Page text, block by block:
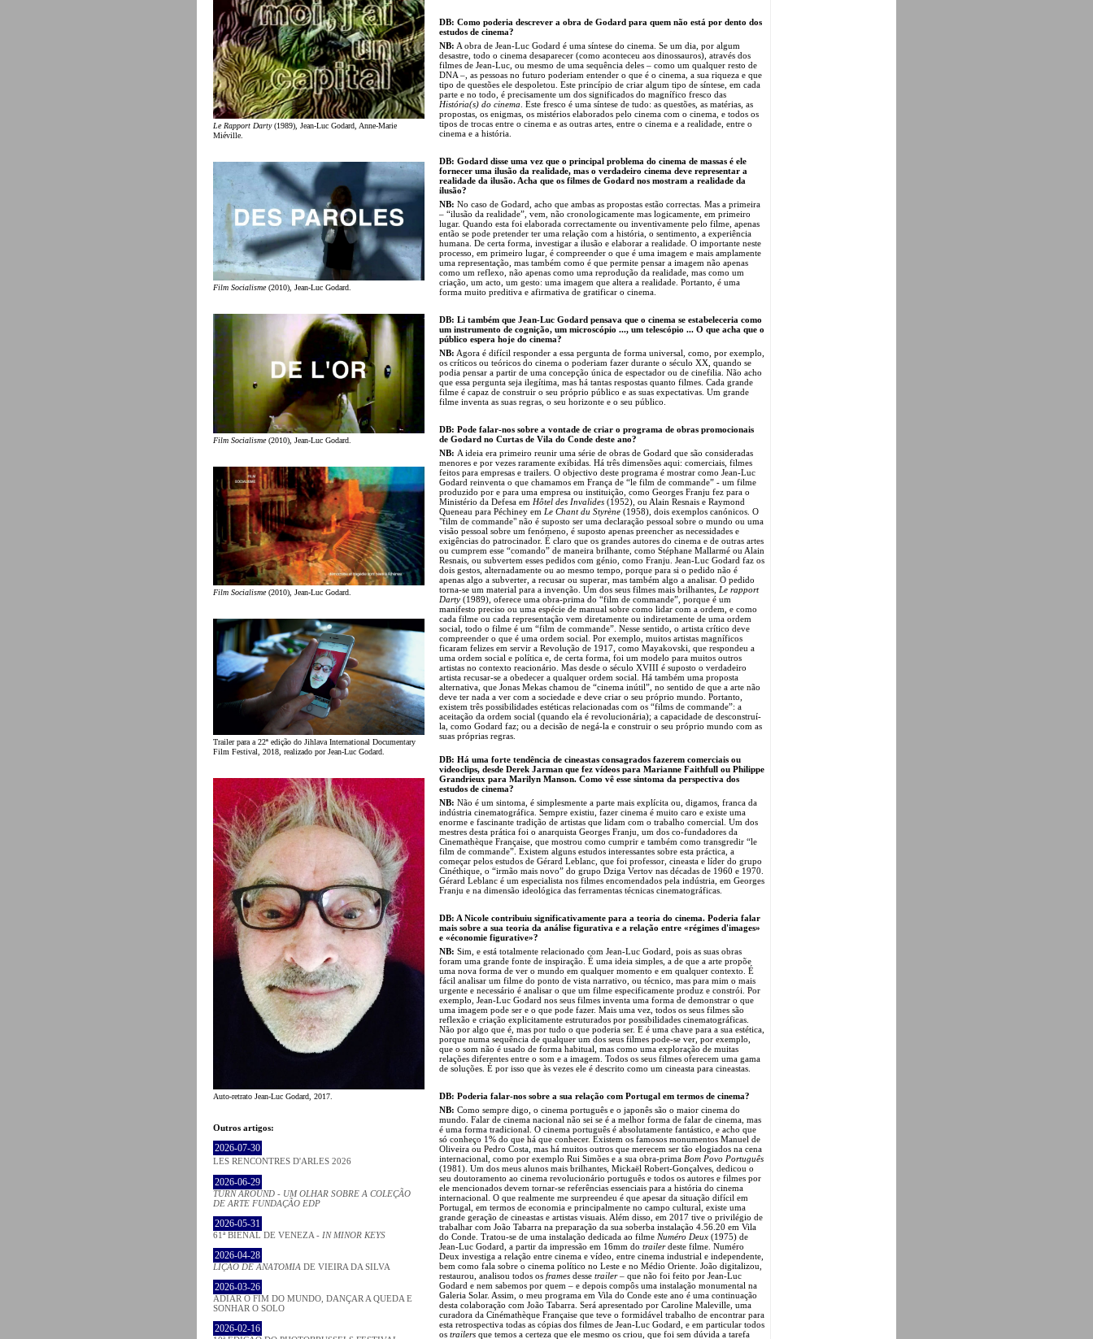
Le Rapport Darty(1989), Jean-Luc Godard, Anne-Marie
Miéville.
Film Socialisme(2010), Jean-Luc Godard.
Film Socialisme(2010), Jean-Luc Godard.
Film Socialisme(2010), Jean-Luc Godard.
Trailer para a 22ª edição do Jihlava International Documentary
Film Festival, 2018, realizado por Jean-Luc Godard.
Auto-retrato Jean-Luc Godard, 2017.
Outros artigos:
2026-07-30
LES RENCONTRES D'ARLES 2026
2026-06-29
TURN AROUND - UM OLHAR SOBRE A COLEÇÃO
DE ARTE FUNDAÇÃO EDP
2026-05-31
61ª BIENAL DE VENEZA - IN MINOR KEYS
2026-04-28
LIÇÃO DE ANATOMIA DE VIEIRA DA SILVA
2026-03-26
ADIAR O FIM DO MUNDO, DANÇAR A QUEDA E
SONHAR O SOLO
2026-02-16
DB: Como poderia descrever a obra de Godard para quem não está por dento dos
estudos de cinema?
NB: A obra de Jean-Luc Godard é uma síntese do cinema. Se um dia, por algum
desastre, todo o cinema desaparecer (como aconteceu aos dinossauros), através dos
filmes de Jean-Luc, ou mesmo de uma sequência deles – como um qualquer resto de
DNA –, as pessoas no futuro poderiam entender o que é o cinema, a sua riqueza e que
tipo de questões ele despoletou. Este princípio de criar algum tipo de síntese, em cada
parte e no todo, é precisamente um dos significados do magnífico fresco das
História(s) do cinema . Este fresco é uma síntese de tudo: as questões, as matérias, as
propostas, os enigmas, os mistérios elaborados pelo cinema com o cinema, e todos os
tipos de trocas entre o cinema e as outras artes, entre o cinema e a realidade, entre o
cinema e a história.
DB: Godard disse uma vez que o principal problema do cinema de massas é ele
fornecer uma ilusão da realidade, mas o verdadeiro cinema deve representar a
realidade da ilusão. Acha que os filmes de Godard nos mostram a realidade da
ilusão?
NB: No caso de Godard, acho que ambas as propostas estão correctas. Mas a primeira
– “ilusão da realidade”, vem, não cronologicamente mas logicamente, em primeiro
lugar. Quando esta foi elaborada correctamente ou inventivamente pelo filme, apenas
então se pode pretender ter uma relação com a história, o sentimento, a experiência
humana. De certa forma, investigar a ilusão e elaborar a realidade. O importante neste
processo, em primeiro lugar, é compreender o que é uma imagem e mais amplamente
uma representação, mas também como é que permite pensar a imagem não apenas
como um reflexo, não apenas como uma reprodução da realidade, mas como um
criação, um acto, um gesto: uma imagem que altera a realidade. Portanto, é uma
forma muito preditiva e afirmativa de gratificar o cinema.
DB: Li também que Jean-Luc Godard pensava que o cinema se estabeleceria como
um instrumento de cognição, um microscópio ..., um telescópio ... O que acha que o
público espera hoje do cinema?
NB: Agora é difícil responder a essa pergunta de forma universal, como, por exemplo,
os críticos ou teóricos do cinema o poderiam fazer durante o século XX, quando se
podia pensar a partir de uma concepção única de espectador ou de cinefilia. Não acho
que essa pergunta seja ilegítima, mas há tantas respostas quanto filmes. Cada grande
filme é capaz de construir o seu próprio público e as suas expectativas. Um grande
filme inventa as suas regras, o seu horizonte e o seu público.
DB: Pode falar-nos sobre a vontade de criar o programa de obras promocionais
de Godard no Curtas de Vila do Conde deste ano?
NB: A ideia era primeiro reunir uma série de obras de Godard que são consideradas
menores e por vezes raramente exibidas. Há três dimensões aqui: comerciais, filmes
feitos para empresas e trailers. O objectivo deste programa é mostrar como Jean-Luc
Godard reinventa o que chamamos em França de “le film de commande” - um filme
produzido por e para uma empresa ou instituição, como Georges Franju fez para o
Ministério da Defesa em Hôtel des Invalides (1952), ou Alain Resnais e Raymond
Queneau para Péchiney em Le Chant du Styrène (1958), dois exemplos canónicos. O
"film de commande" não é suposto ser uma declaração pessoal sobre o mundo ou uma
visão pessoal sobre um fenómeno, é suposto apenas preencher as necessidades e
exigências do patrocinador. É claro que os grandes autores do cinema e de outras artes
ou cumprem esse “comando” de maneira brilhante, como Stéphane Mallarmé ou Alain
Resnais, ou subvertem esses pedidos com génio, como Franju. Jean-Luc Godard faz os
dois gestos, alternadamente ou ao mesmo tempo, porque para si o pedido não é
apenas algo a subverter, a recusar ou superar, mas também algo a analisar. O pedido
torna-se um material para a invenção. Um dos seus filmes mais brilhantes, Le rapport
Darty (1989), oferece uma obra-prima do “film de commande”, porque é um
manifesto preciso ou uma espécie de manual sobre como lidar com a ordem, e como
cada filme ou cada representação vem diretamente ou indiretamente de uma ordem
social, todo o filme é um “film de commande”. Nesse sentido, o artista crítico deve
compreender o que é uma ordem social. Por exemplo, muitos artistas magníficos
ficaram felizes em servir a Revolução de 1917, como Mayakovski, que respondeu a
uma ordem social e política e, de certa forma, foi um modelo para muitos outros
artistas no contexto reacionário. Mas desde o século XVIII é suposto o verdadeiro
artista recusar-se a obedecer a qualquer ordem social. Há também uma proposta
alternativa, que Jonas Mekas chamou de “cinema inútil”, no sentido de que a arte não
deve ter nada a ver com a sociedade e deve criar o seu próprio mundo. Portanto,
existem três possibilidades estéticas relacionadas com os “films de commande”: a
aceitação da ordem social (quando ela é revolucionária); a capacidade de desconstruí-
la, como Godard faz; ou a decisão de negá-la e construir o seu próprio mundo com as
suas próprias regras.
DB: Há uma forte tendência de cineastas consagrados fazerem comerciais ou
videoclips, desde Derek Jarman que fez vídeos para Marianne Faithfull ou Philippe
Grandrieux para Marilyn Manson. Como vê esse sintoma da perspectiva dos
estudos de cinema?
NB: Não é um sintoma, é simplesmente a parte mais explícita ou, digamos, franca da
indústria cinematográfica. Sempre existiu, fazer cinema é muito caro e existe uma
enorme e fascinante tradição de artistas que lidam com o trabalho comercial. Um dos
mestres desta prática foi o anarquista Georges Franju, um dos co-fundadores da
Cinemathèque Française, que mostrou como cumprir e também como transgredir “le
film de commande”. Existem alguns estudos interessantes sobre esta práctica, a
começar pelos estudos de Gérard Leblanc, que foi professor, cineasta e líder do grupo
Cinéthique, o “irmão mais novo” do grupo Dziga Vertov nas décadas de 1960 e 1970.
Gérard Leblanc é um especialista nos filmes encomendados pela indústria, em Georges
Franju e na dimensão ideológica das ferramentas técnicas cinematográficas.
DB: A Nicole contribuiu significativamente para a teoria do cinema. Poderia falar
mais sobre a sua teoria da análise figurativa e a relação entre «régimes d'images»
e «économie figurative»?
NB: Sim, e está totalmente relacionado com Jean-Luc Godard, pois as suas obras
foram uma grande fonte de inspiração. É uma ideia simples, a de que a arte propõe
uma nova forma de ver o mundo em qualquer momento e em qualquer contexto. É
fácil analisar um filme do ponto de vista narrativo, ou técnico, mas para mim o mais
urgente e necessário é analisar o que um filme especificamente produz e constrói. Por
exemplo, Jean-Luc Godard nos seus filmes inventa uma forma de demonstrar o que
uma imagem pode ser e o que pode fazer. Mais uma vez, todos os seus filmes são
reflexão e criação explicitamente estruturados por possibilidades cinematográficas.
Não por algo que é, mas por tudo o que poderia ser. E é uma chave para a sua estética,
porque numa sequência de qualquer um dos seus filmes pode-se ver, por exemplo,
que o som não é usado de forma habitual, mas como uma exploração de muitas
relações diferentes entre o som e a imagem. Todos os seus filmes oferecem uma gama
de soluções. É por isso que às vezes ele é descrito como um cineasta para cineastas.
DB: Poderia falar-nos sobre a sua relação com Portugal em termos de cinema?
NB: Como sempre digo, o cinema português e o japonês são o maior cinema do
mundo. Falar de cinema nacional não sei se é a melhor forma de falar de cinema, mas
é uma forma tradicional. O cinema português é absolutamente fantástico, e acho que
só conheço 1% do que há que conhecer. Existem os famosos monumentos Manuel de
Oliveira ou Pedro Costa, mas há muitos outros que merecem ser tão elogiados na cena
internacional, como por exemplo Rui Simões e a sua obra-prima Bom Povo Português
(1981). Um dos meus alunos mais brilhantes, Mickaël Robert-Gonçalves, dedicou o
seu doutoramento ao cinema revolucionário português e todos os autores e filmes por
ele mencionados devem tornar-se referências essenciais para a história do cinema
internacional. O que realmente me surpreendeu é que apesar da situação difícil em
Portugal, em termos de economia e principalmente no campo cultural, existe uma
grande geração de cineastas e artistas visuais. Além disso, em 2017 tive o privilégio de
trabalhar com João Tabarra na preparação da sua soberba instalação 4.56.20 em Vila
do Conde. Tratou-se de uma instalação dedicada ao filme Numéro Deux (1975) de
Jean-Luc Godard, a partir da impressão em 16mm do trailerdeste filme. Numéro
Deux investiga a relação entre cinema e vídeo, entre cinema industrial e independente,
bem como fala sobre o cinema político no Leste e no Médio Oriente. João digitalizou,
restaurou, analisou todos os frames desse trailer– que não foi feito por Jean-Luc
Godard e nem sabemos por quem – e depois compôs uma instalação monumental na
Galeria Solar. Assim, o meu programa em Vila do Conde este ano é uma continuação
desta colaboração com João Tabarra. Será apresentado por Caroline Maleville, uma
curadora da Cinémathèque Française que teve o formidável trabalho de encontrar para
esta retrospectiva todas as cópias dos filmes de Jean-Luc Godard, e em particular todos
os trailers que temos a certeza que ele mesmo os criou, que foi sem dúvida a tarefa